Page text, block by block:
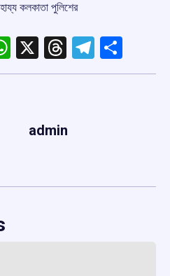
কলকাতা পুলিশের
WhatsApp
X Threads
admin